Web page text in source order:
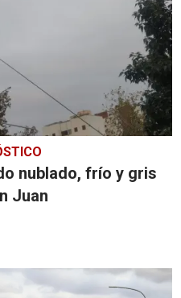
nublado, frío y gris
Juan